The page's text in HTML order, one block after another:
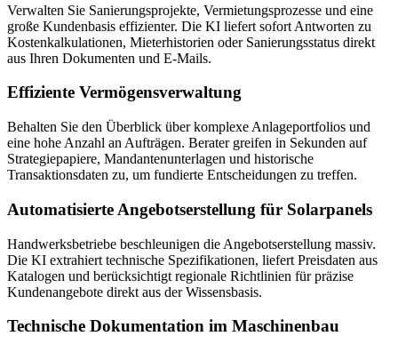
Verwalten Sie Sanierungsprojekte, Vermietungsprozesse und eine
große Kundenbasis effizienter. Die KI liefert sofort Antworten zu
Kostenkalkulationen, Mieterhistorien oder Sanierungsstatus direkt
aus Ihren Dokumenten und E-Mails.
Effiziente Vermögensverwaltung
Behalten Sie den Überblick über komplexe Anlageportfolios und
eine hohe Anzahl an Aufträgen. Berater greifen in Sekunden auf
Strategiepapiere, Mandantenunterlagen und historische
Transaktionsdaten zu, um fundierte Entscheidungen zu treffen.
Automatisierte Angebotserstellung für Solarpanels
Handwerksbetriebe beschleunigen die Angebotserstellung massiv.
Die KI extrahiert technische Spezifikationen, liefert Preisdaten aus
Katalogen und berücksichtigt regionale Richtlinien für präzise
Kundenangebote direkt aus der Wissensbasis.
Technische Dokumentation im Maschinenbau